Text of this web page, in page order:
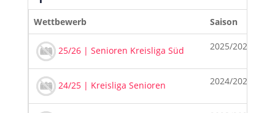
Wettbewerb Saison
25/26 | Senioren Kreisliga Süd 2025/2026
24/25 | Kreisliga Senioren 2024/2025